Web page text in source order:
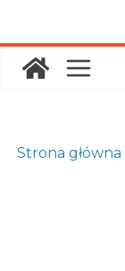
content
Strona główna